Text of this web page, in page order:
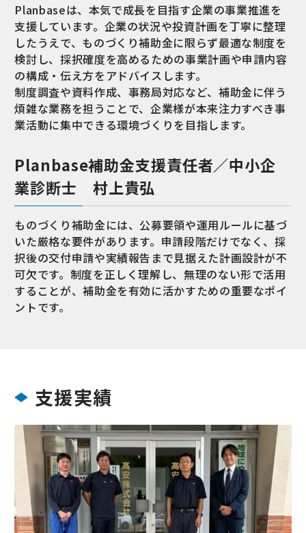
Planbaseは、本気で成長を目指す企業の事業推進を
支援しています。企業の状況や投資計画を丁寧に整理
したうえで、ものづくり補助金に限らず最適な制度を
検討し、採択確度を高めるための事業計画や申請内容
の構成・伝え方をアドバイスします。
制度調査や資料作成、事務局対応など、補助金に伴う
煩雑な業務を担うことで、企業様が本来注力すべき事
業活動に集中できる環境づくりを目指します。
Planbase補助金支援責任者／中小企
業診断士 村上貴弘
ものづくり補助金には、公募要領や運用ルールに基づ
いた厳格な要件があります。申請段階だけでなく、採
択後の交付申請や実績報告まで見据えた計画設計が不
可欠です。制度を正しく理解し、無理のない形で活用
することが、補助金を有効に活かすための重要なポイ
ントです。
支援実績